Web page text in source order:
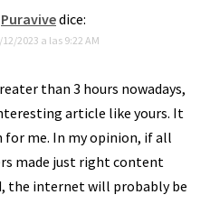
Puravivedice:
2023 a las 9:22 AM
than 3 hours nowadays,
article like yours. It
me. In my opinion, if all
made just right content
the internet will probably be